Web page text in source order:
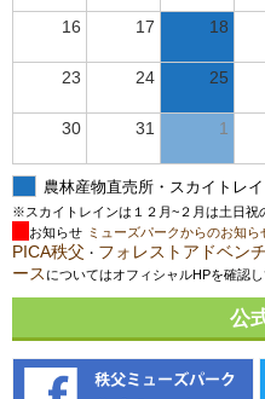
16 17 18
23 24 25
30 31 1
農林産物直売所・スカイトレ
※スカイトレインは１２月~２月は土日祝
お知らせ ミューズパークからのお知ら
PICA秩父 ・ フォレストアドベン
ース についてはオフィシャルHPを確認し
公